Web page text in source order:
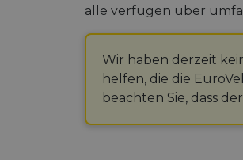
alle verfügen über
Wir haben derzeit
helfen, die die
beachten Sie, dass